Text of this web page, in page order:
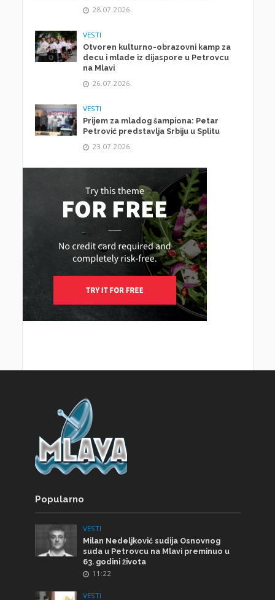
28.07.2026.
VESTI
Otvoren kulturno-obrazovni kamp za
decu i mlade iz dijaspore u Petrovcu
na Mlavi
26.07.2026.
VESTI
Prijem za mladog šampiona: Petar
Petrović predstavlja Srbiju u Splitu
23.07.2026.
Popularno
VESTI
Milan Nedeljković sudija Osnovnog
suda u Petrovcu na Mlavi preminuo u
63. godini života
11:22
VESTI